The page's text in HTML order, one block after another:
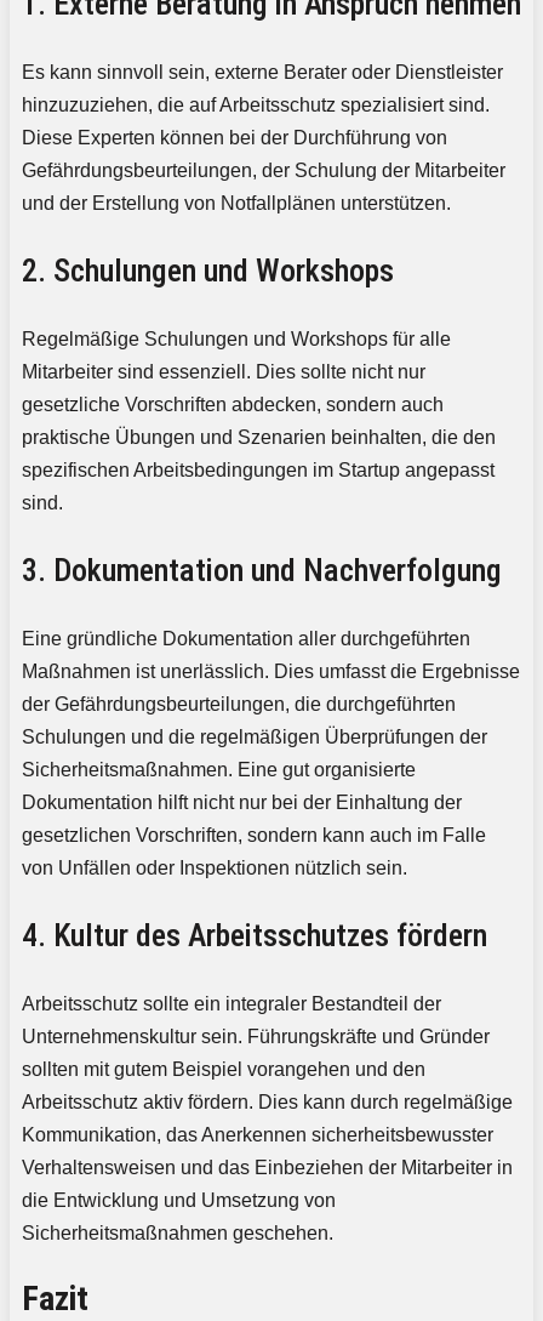
Es kann sinnvoll sein, externe Berater oder Dienstleister
hinzuzuziehen, die auf Arbeitsschutz spezialisiert sind.
Diese Experten können bei der Durchführung von
Gefährdungsbeurteilungen, der Schulung der Mitarbeiter
und der Erstellung von Notfallplänen unterstützen.
2. Schulungen und Workshops
Regelmäßige Schulungen und Workshops für alle
Mitarbeiter sind essenziell. Dies sollte nicht nur
gesetzliche Vorschriften abdecken, sondern auch
praktische Übungen und Szenarien beinhalten, die den
spezifischen Arbeitsbedingungen im Startup angepasst
sind.
3. Dokumentation und Nachverfolgung
Eine gründliche Dokumentation aller durchgeführten
Maßnahmen ist unerlässlich. Dies umfasst die Ergebnisse
der Gefährdungsbeurteilungen, die durchgeführten
Schulungen und die regelmäßigen Überprüfungen der
Sicherheitsmaßnahmen. Eine gut organisierte
Dokumentation hilft nicht nur bei der Einhaltung der
gesetzlichen Vorschriften, sondern kann auch im Falle
von Unfällen oder Inspektionen nützlich sein.
4. Kultur des Arbeitsschutzes fördern
Arbeitsschutz sollte ein integraler Bestandteil der
Unternehmenskultur sein. Führungskräfte und Gründer
sollten mit gutem Beispiel vorangehen und den
Arbeitsschutz aktiv fördern. Dies kann durch regelmäßige
Kommunikation, das Anerkennen sicherheitsbewusster
Verhaltensweisen und das Einbeziehen der Mitarbeiter in
die Entwicklung und Umsetzung von
Sicherheitsmaßnahmen geschehen.
Fazit